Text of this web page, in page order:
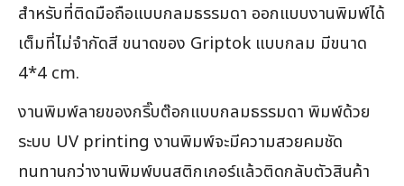
สำหรับที่ติดมือถือแบบกลมธรรมดา ออกแบบงานพิมพ์ได้
เต็มที่ไม่จำกัดสี ขนาดของ Griptok แบบกลม มีขนาด
4*4 cm.
งานพิมพ์ลายของกริ๊บต๊อกแบบกลมธรรมดา พิมพ์ด้วย
ระบบ UV printing งานพิมพ์จะมีความสวยคมชัด
ทนทานกว่างานพิมพ์บนสติกเกอร์แล้วติดกลับตัวสินค้า